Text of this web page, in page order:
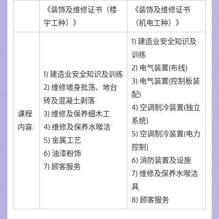
《装饰及维修证书（楼
宇工种）》
《装饰及维修证书
（机电工种）》
课程
内容:
1) 建造业安全知识及训练
2) 维修墙身批荡、地台
砖及混凝土剥落
3) 维修及保养细木工
4) 维修及保养水喉洁
5) 金属工艺
6) 油漆粉饰
7) 顾客服务
1) 建造业安全知识及
训练
2) 电气装置(布线)
3) 电气装置(控制板装
配)
4) 空调制冷装置(独立
系统)
5) 空调制冷装置(电力
控制)
6) 消防装置及设施
7) 维修及保养水喉洁
具
8) 顾客服务